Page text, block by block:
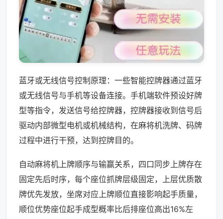
蓝牙或无线信号控制原理：一些智能控牌器通过蓝牙
或无线信号与手机等设备连接。手机端软件预设好牌
型等指令，发送信号给控牌器，控牌器接收到信号后
驱动内部微型电机或机械结构，在麻将机洗牌、码牌
过程中进行干预，达到控牌目的。
自动麻将机上牌顺序与输赢关系，四口同步上牌存在
固定先后时序，每个座位抓牌层级固定，上层优质散
牌优先发放，坐席对应上牌顺位直接影响起手质量，
顺位优势座位起手成型概率比后排座位高出16%左